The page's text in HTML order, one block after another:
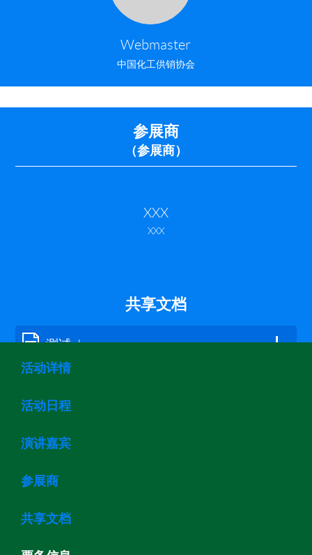
Webmaster
中国化工供销协会
参展商
（参展商）
XXX
XXX
共享文档
测试.docx
Free Admittance (售罄)
活动详情
活动日程
演讲嘉宾
参展商
共享文档